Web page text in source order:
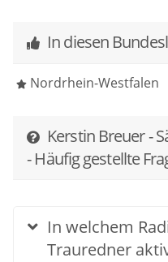
In diesen
Nordrhein-Westfalen
Kerstin Breuer -
- Häufig gestellte
In welchem
Trauredner